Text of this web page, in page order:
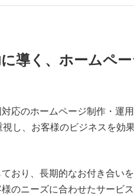
導く、ホームペ
応のホームページ制作・運
し、お客様のビジネスを効
おり、長期的なお付き合い
のニーズに合わせたサービス